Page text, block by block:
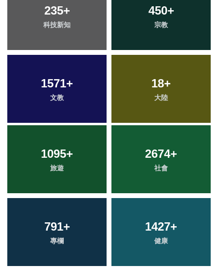
235+
科技新知
450+
宗教
1571+
文教
18+
大陸
1095+
旅遊
2674+
社會
791+
專欄
1427+
健康